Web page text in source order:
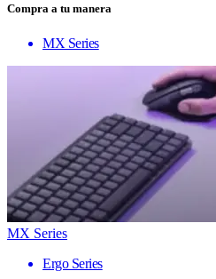
Compra a tu manera
MX Series
MX Series
Ergo Series